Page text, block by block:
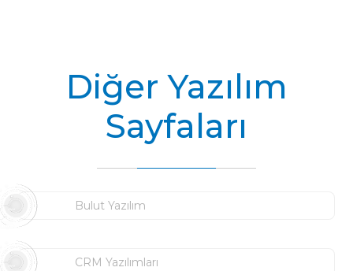
Diğer Yazılım
Sayfaları
Bulut Yazılım
CRM Yazılımları